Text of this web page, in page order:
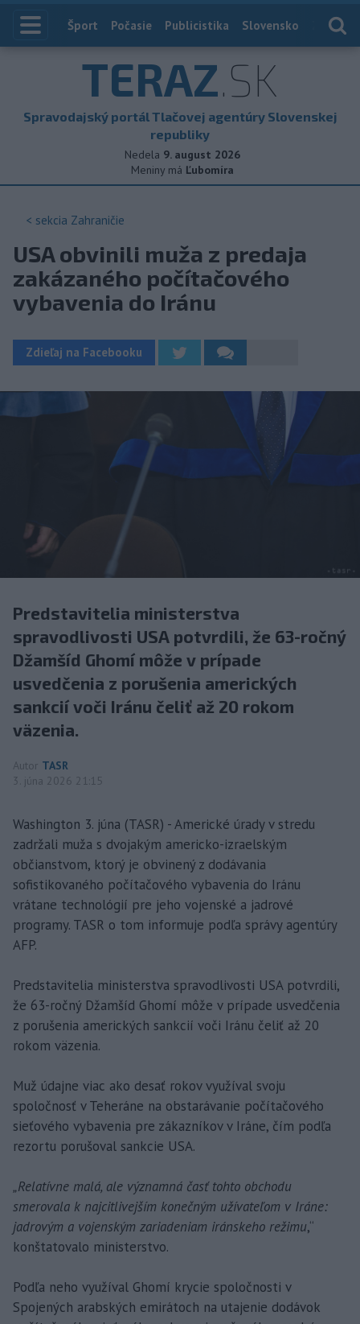
Index
Šport Počasie Publicistika Slovensko
TERAZ.SK
Spravodajský portál Tlačovej agentúry Slovenskej
republiky
Nedela 9. august 2026
Meniny má Ľubomíra
< sekcia Zahraničie
USA obvinili muža z predaja
zakázaného počítačového
vybavenia do Iránu
Zdieľaj na Facebooku
Predstavitelia ministerstva
spravodlivosti USA potvrdili, že 63-ročný
Džamšíd Ghomí môže v prípade
usvedčenia z porušenia amerických
sankcií voči Iránu čeliť až 20 rokom
väzenia.
Autor TASR
3. júna 2026 21:15
Washington 3. júna (TASR) - Americké úrady v stredu
zadržali muža s dvojakým americko-izraelským
občianstvom, ktorý je obvinený z dodávania
sofistikovaného počítačového vybavenia do Iránu
vrátane technológií pre jeho vojenské a jadrové
programy. TASR o tom informuje podľa správy agentúry
AFP.
Predstavitelia ministerstva spravodlivosti USA potvrdili,
že 63-ročný Džamšíd Ghomí môže v prípade usvedčenia
z porušenia amerických sankcií voči Iránu čeliť až 20
rokom väzenia.
Muž údajne viac ako desať rokov využíval svoju
spoločnosť v Teheráne na obstarávanie počítačového
sieťového vybavenia pre zákazníkov v Iráne, čím podľa
rezortu porušoval sankcie USA.
„Relatívne malá, ale významná časť tohto obchodu
smerovala k najcitlivejším konečným užívateľom v Iráne:
jadrovým a vojenským zariadeniam iránskeho režimu,“
konštatovalo ministerstvo.
Podľa neho využíval Ghomí krycie spoločnosti v
Spojených arabských emirátoch na utajenie dodávok